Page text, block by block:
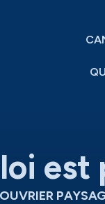
est
OUVRIER